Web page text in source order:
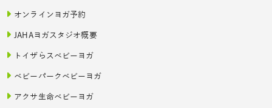
オンラインヨガ予約
JAHAヨガスタジオ概要
トイザらスベビーヨガ
ベビーパークベビーヨガ
アクサ生命ベビーヨガ